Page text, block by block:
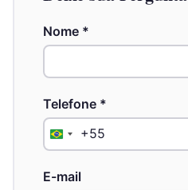
Nome *
Telefone *
Brazil+55
E-mail